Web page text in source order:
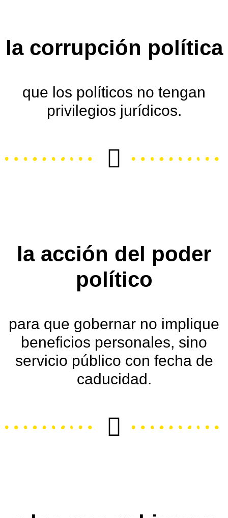
la corrupción política
que los políticos no tengan
privilegios jurídicos.
la acción del poder
político
para que gobernar no implique
beneficios personales, sino
servicio público con fecha de
caducidad.